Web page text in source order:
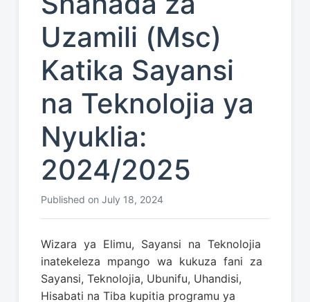
Uzamili (Msc)
Katika Sayansi
na Teknolojia ya
Nyuklia:
2024/2025
Published on July 18, 2024
Wizara ya Elimu, Sayansi na Teknolojia
inatekeleza mpango wa kukuza fani za
Sayansi, Teknolojia, Ubunifu, Uhandisi,
Hisabati na Tiba kupitia programu ya